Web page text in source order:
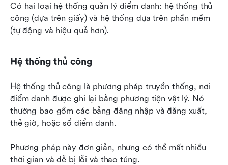
Có hai loại hệ thống quản lý điểm danh: hệ thống thủ
công (dựa trên giấy) và hệ thống dựa trên phần mềm
(tự động và hiệu quả hơn).
Hệ thống thủ công
Hệ thống thủ công là phương pháp truyền thống, nơi
điểm danh được ghi lại bằng phương tiện vật lý. Nó
thường bao gồm các bảng đăng nhập và đăng xuất,
thẻ giờ, hoặc sổ điểm danh.
Phương pháp này đơn giản, nhưng có thể mất nhiều
thời gian và dễ bị lỗi và thao túng.